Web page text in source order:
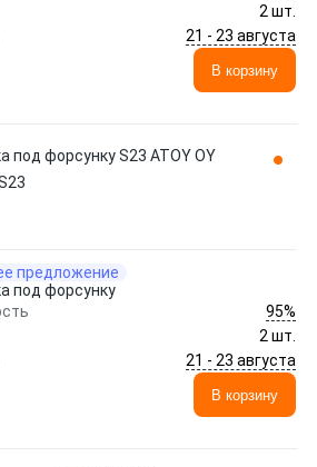
2 шт.
21 - 23 августа
В корзину
под форсунку S23 ATOY OY
предложение
под форсунку
95%
2 шт.
21 - 23 августа
В корзину